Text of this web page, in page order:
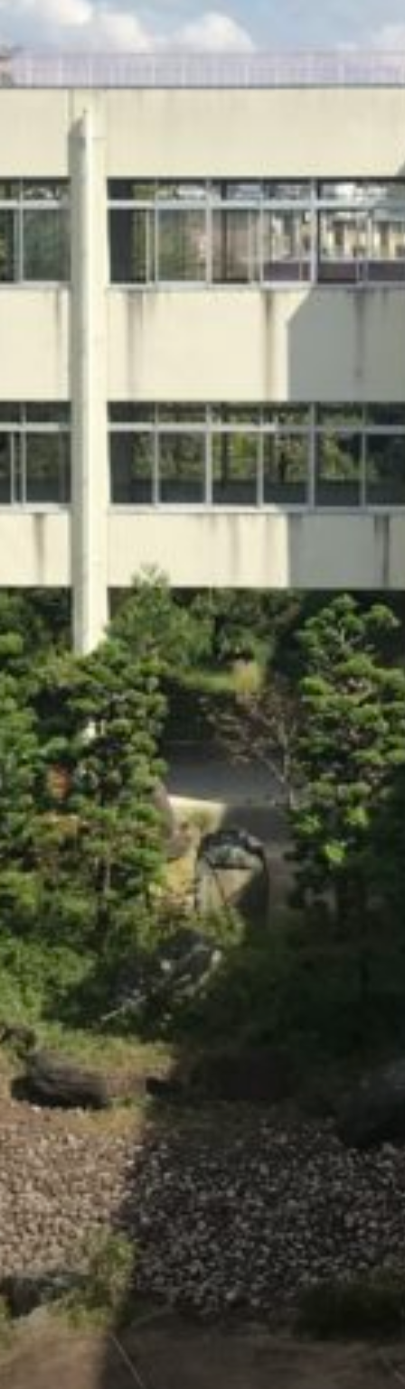
/home/sakurazuka/sakurazuka.ed.jp/public_html/wp-conten
t/themes/sakurazuka_2020/header.php
on line229 Warning
: Attempt to read property "cat_name" on null in
/home/sakurazuka/sakurazuka.ed.jp/public_html/wp-conten
t/themes/sakurazuka_2020/header.php